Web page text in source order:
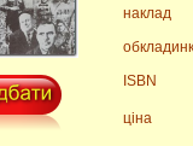
наклад
ISBN
ціна